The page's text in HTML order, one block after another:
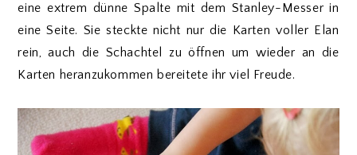
eine extrem dünne Spalte mit dem Stanley-Messer in
eine Seite. Sie steckte nicht nur die Karten voller Elan
rein, auch die Schachtel zu öffnen um wieder an die
Karten heranzukommen bereitete ihr viel Freude.